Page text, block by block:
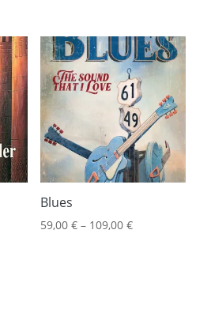
Blues
59,00 €– 109,00 €